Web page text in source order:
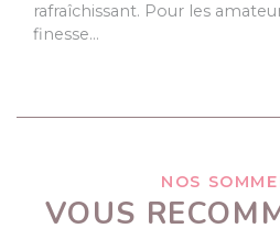
rafraîchissant. Pour les
finesse…
NOS
VOUS